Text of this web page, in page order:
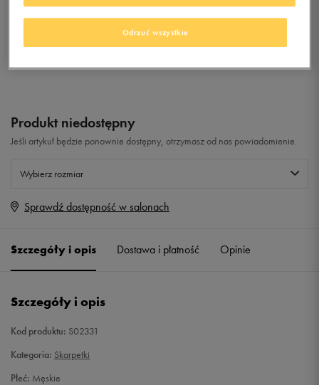
Produkt niedostępny
Jeśli artykuł będzie ponownie dostępny, otrzymasz od nas powiadomienie.
Wybierz rozmiar
Rozmiary EU
40-42
Sprawdź dostępność w salonach
Szczegóły i opis Dostawa i płatność Opinie
Szczegóły i opis
Kod produktu: S02331
Kategoria: Skarpetki
Płeć: Męskie
Odrzuć wszystkie